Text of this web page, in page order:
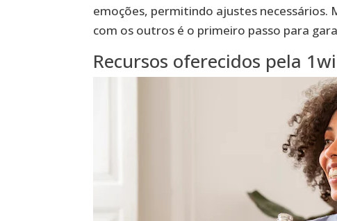
emoções, permitindo ajustes necessários.
com os outros é o primeiro passo para
Recursos oferecidos pela